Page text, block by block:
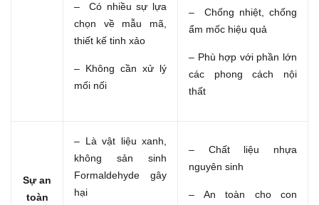
– Có nhiều sự lựa
chọn về mẫu mã,
thiết kế tinh xảo
– Không cần xử lý
mối nối
– Chống nhiệt, chống
ẩm mốc hiệu quả
– Phù hợp với phần lớn
các phong cách nội
thất
Sự an
toàn
– Là vật liệu xanh,
không sản sinh
Formaldehyde gây
hại
– Chất liệu nhựa
nguyên sinh
– An toàn cho con